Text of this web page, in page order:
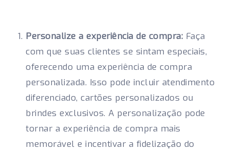
Personalize a experiência de compra: Faça
com que suas clientes se sintam especiais,
oferecendo uma experiência de compra
personalizada. Isso pode incluir atendimento
diferenciado, cartões personalizados ou
brindes exclusivos. A personalização pode
tornar a experiência de compra mais
memorável e incentivar a fidelização do